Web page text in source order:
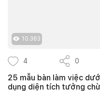
10.363
4 0
25 mẫu bàn làm việc
dụng diện tích tưởng